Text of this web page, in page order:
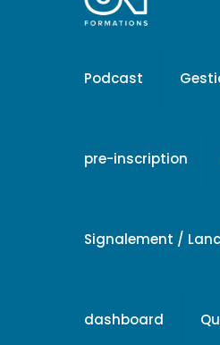
Podcast
pre-inscription
Signalement /
dashboard